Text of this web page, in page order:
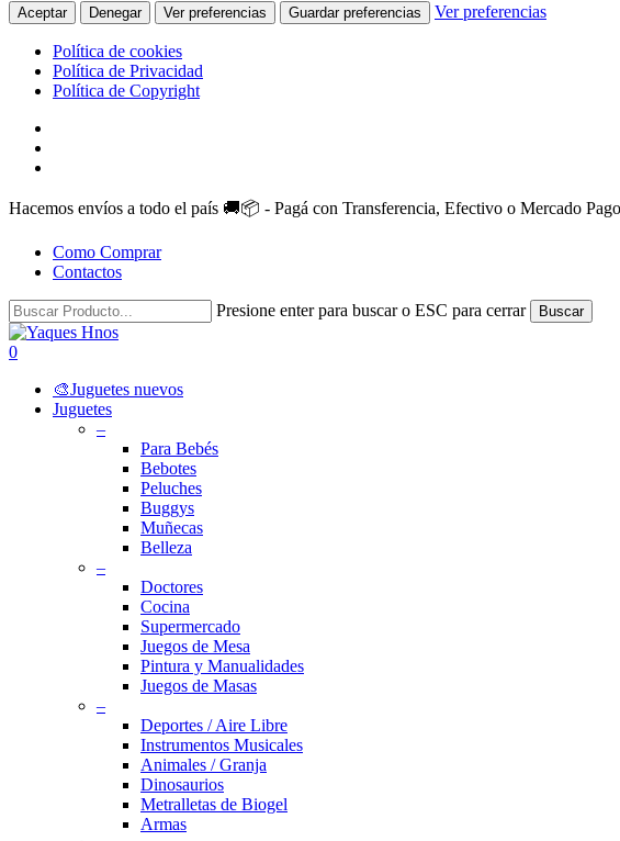
Aceptar Denegar Ver preferencias Guardar preferencias Ver preferencias
Política de cookies
Política de Privacidad
Política de Copyright
Skip
main
Hacemos envíos a todo el país 🚚📦 - Pagá con Transferencia, Efectivo o Mercado
Como Comprar
Contactos
Presione enter para buscar o ESC para cerrar Buscar
Close
Search
search
account
0
🎨Juguetes nuevos
Juguetes
–
Para Bebés
Bebotes
Peluches
Buggys
Muñecas
Belleza
–
Doctores
Cocina
Supermercado
Juegos de Mesa
Pintura y Manualidades
Juegos de Masas
–
Deportes / Aire Libre
Instrumentos Musicales
Animales / Granja
Dinosaurios
Metralletas de Biogel
Armas